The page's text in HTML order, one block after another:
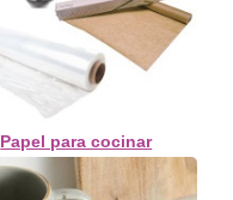
Papel para cocinar